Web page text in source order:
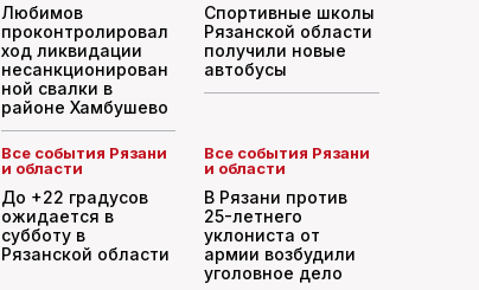
Любимов
проконтролировал
ход ликвидации
несанкционирован
ной свалки в
районе Хамбушево
Спортивные школы
Рязанской области
получили новые
автобусы
Все события Рязани
и области
До +22 градусов
ожидается в
субботу в
Рязанской области
Все события Рязани
и области
В Рязани против
25-летнего
уклониста от
армии возбудили
уголовное дело